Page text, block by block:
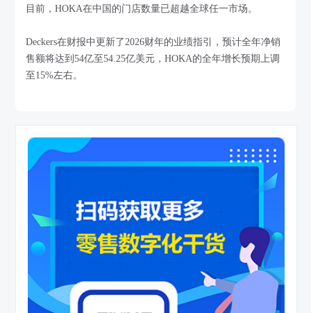
目前，HOKA在中国的门店数量已超越全球任一市场。
Deckers在财报中更新了2026财年的业绩指引，预计全年净销
售额将达到54亿至54.25亿美元，HOKA的全年增长预期上调
至15%左右。